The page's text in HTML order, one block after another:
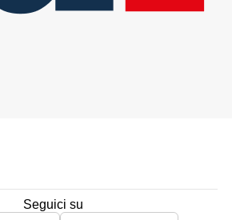
Seguici su